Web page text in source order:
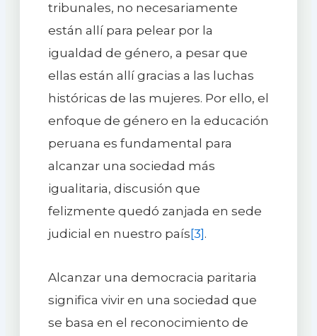
tribunales, no necesariamente
están allí para pelear por la
igualdad de género, a pesar que
ellas están allí gracias a las luchas
históricas de las mujeres. Por ello, el
enfoque de género en la educación
peruana es fundamental para
alcanzar una sociedad más
igualitaria, discusión que
felizmente quedó zanjada en sede
judicial en nuestro país [3] .
Alcanzar una democracia paritaria
significa vivir en una sociedad que
se basa en el reconocimiento de